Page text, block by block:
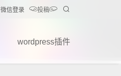
微信登录 投稿
wordpress插件